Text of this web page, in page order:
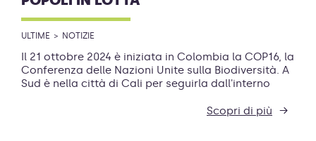
ULTIME NOTIZIE
Il 21 ottobre 2024 è iniziata in Colombia la COP16, la
Conferenza delle Nazioni Unite sulla Biodiversità. A
Sud è nella città di Cali per seguirla dall'interno
Scopri di più